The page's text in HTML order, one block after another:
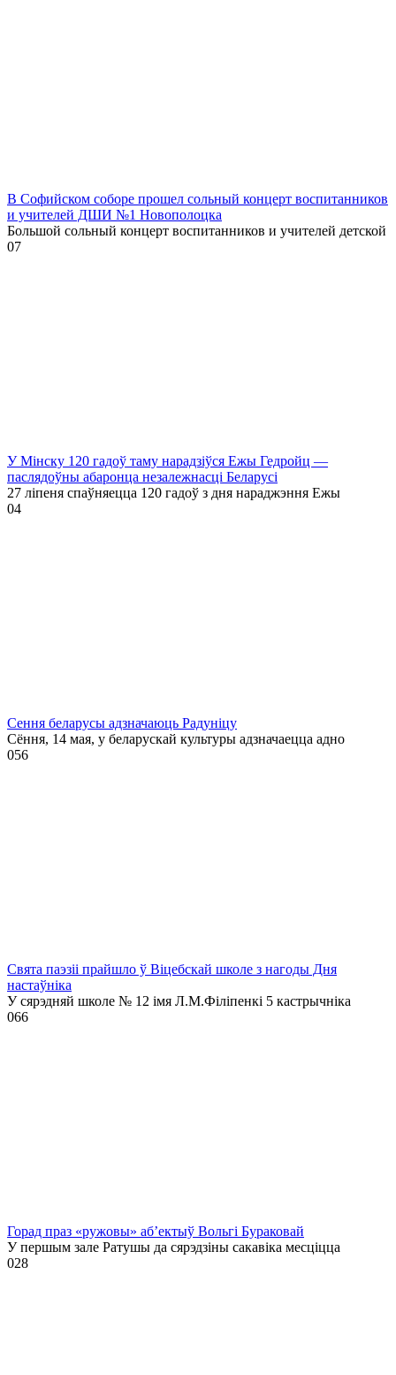
В Софийском соборе прошел сольный концерт воспитанников
и учителей ДШИ №1 Новополоцка
Большой сольный концерт воспитанников и учителей детской
07
У Мінску 120 гадоў таму нарадзіўся Ежы Гедройц —
паслядоўны абаронца незалежнасці Беларусі
27 ліпеня спаўняецца 120 гадоў з дня нараджэння Ежы
04
Сення беларусы адзначаюць Радуніцу
Сёння, 14 мая, у беларускай культуры адзначаецца адно
056
Свята паэзіі прайшло ў Віцебскай школе з нагоды Дня
настаўніка
У сярэдняй школе № 12 імя Л.М.Філіпенкі 5 кастрычніка
066
Горад праз «ружовы» аб’ектыў Вольгі Бураковай
У першым зале Ратушы да сярэдзіны сакавіка месціцца
028